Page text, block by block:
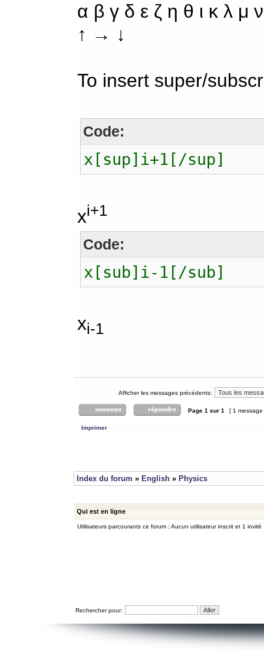
α β γ δ ε ζ η θ ι κ λ
↑ → ↓
To insert super/
Code:
x[sup]i+1[/sup]
xi+1
Code:
x[sub]i-1[/sub]
xi-1
Afficher les messages précédents:
Page 1 sur 1 [ 1
Imprimer
Index du forum » English » Physics
Qui est en ligne
Utilisateurs parcourants ce forum : Aucun utilisateur inscrit et 1 invité
Rechercher pour: